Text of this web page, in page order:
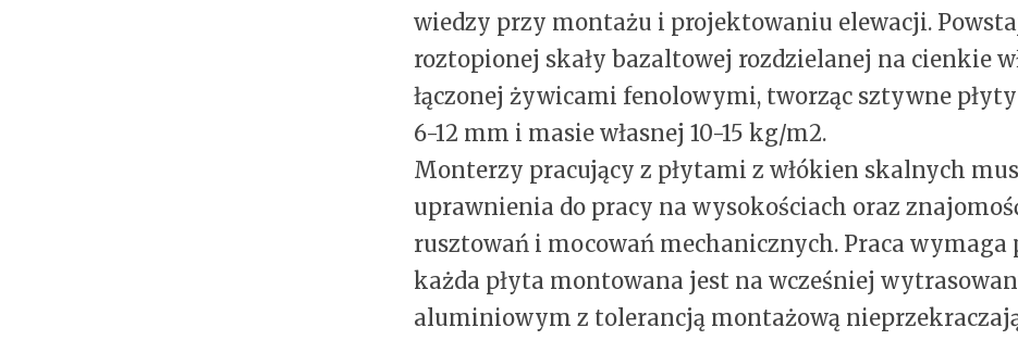
wiedzy przy montażu i projektowaniu elewacji.
roztopionej skały bazaltowej rozdzielanej na cienkie
łączonej żywicami fenolowymi, tworząc sztywne
6-12 mm i masie własnej 10-15 kg/m2.
Monterzy pracujący z płytami z włókien skalnych
uprawnienia do pracy na wysokościach oraz
rusztowań i mocowań mechanicznych. Praca wymaga
każda płyta montowana jest na wcześniej
aluminiowym z tolerancją montażową